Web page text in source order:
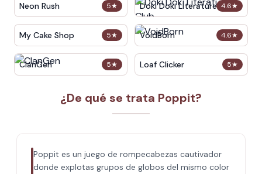
5★
Neon Rush 4.6★
Doki Doki Literature Club
5★
My Cake Shop 4.6★
VoidBorn
5★
ClanGen 5★
Loaf Clicker
¿De qué se trata Poppit​?
Poppit​ es un juego de rompecabezas cautivador
donde explotas grupos de globos del mismo color